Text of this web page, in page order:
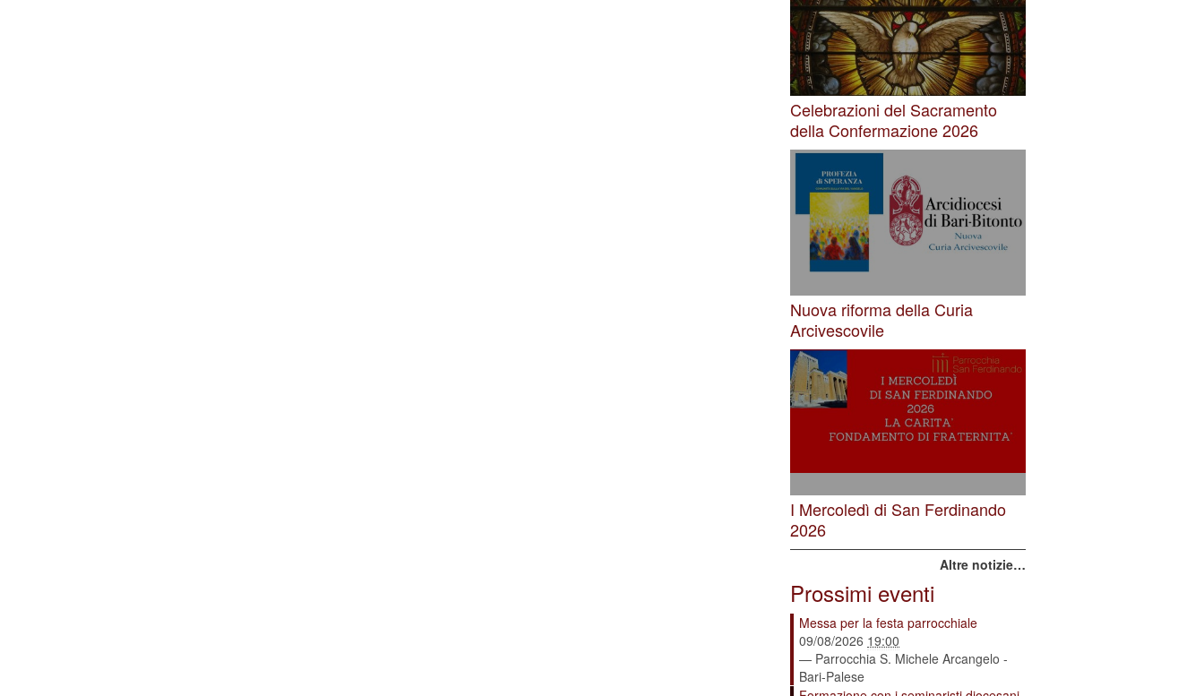
Celebrazioni del Sacramento
della Confermazione 2026
Nuova riforma della Curia
Arcivescovile
I Mercoledì di San Ferdinando
2026
Altre notizie…
Prossimi eventi
Messa per la festa parrocchiale
09/08/2026 19:00
— Parrocchia S. Michele Arcangelo -
Bari-Palese